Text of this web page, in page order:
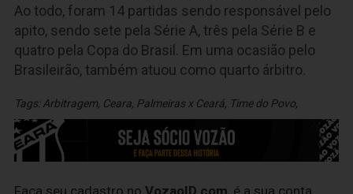
Ao todo, foram 14 partidas sendo responsável pelo
apito, sendo sete pela Série A, três pela Série B e
quatro pela Copa do Brasil. Em uma ocasião pelo
Brasileirão, também atuou como quarto árbitro.
Tags:Arbitragem, Ceara, Palmeiras x Ceará, Time do Povo,
Faça seu cadastro no VozaoID.com, é a sua conta